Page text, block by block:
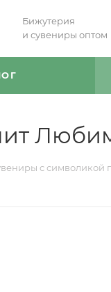
Бижутерия
и сувениры оптом
с символикой